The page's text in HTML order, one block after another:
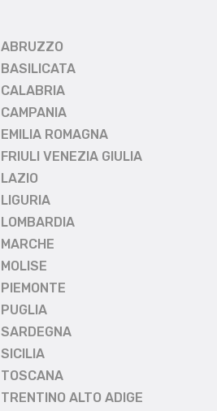
ABRUZZO
BASILICATA
CALABRIA
CAMPANIA
EMILIA ROMAGNA
FRIULI VENEZIA GIULIA
LAZIO
LIGURIA
LOMBARDIA
MARCHE
MOLISE
PIEMONTE
PUGLIA
SARDEGNA
SICILIA
TOSCANA
TRENTINO ALTO ADIGE